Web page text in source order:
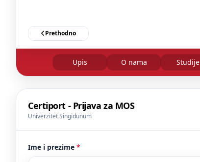
Prethodno
Upis O nama Studije
Certiport - Prijava za MOS
Univerzitet Singidunum
Ime i prezime *